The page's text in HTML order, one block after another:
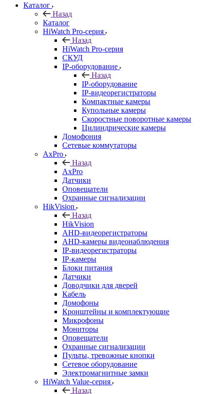
Каталог
Назад
Каталог
HiWatch Pro-серия
Назад
HiWatch Pro-серия
CКУД
IP-оборудование
Назад
IP-оборудование
IP-видеорегистраторы
Компактные камеры
Купольные камеры
Скоростные поворотные камеры
Цилиндрические камеры
Домофония
Сетевые коммутаторы
AxPro
Назад
AxPro
Датчики
Оповещатели
Охранные сигнализации
HikVision
Назад
HikVision
AHD-видеорегистраторы
AHD-камеры видеонаблюдения
IP-видеорегистраторы
IP-камеры
Блоки питания
Датчики
Доводчики для дверей
Кабель
Домофоны
Кронштейны и комплектующие
Микрофоны
Мониторы
Оповещатели
Охранные сигнализации
Пульты, тревожные кнопки
Сетевое оборудование
Электромагнитные замки
HiWatch Value-серия
Назад